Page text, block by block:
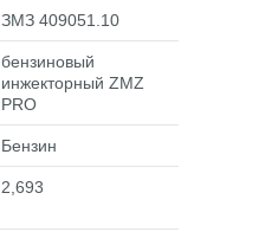
ЗМЗ 409051.10
бензиновый
инжекторный ZMZ
PRO
Бензин
2,693